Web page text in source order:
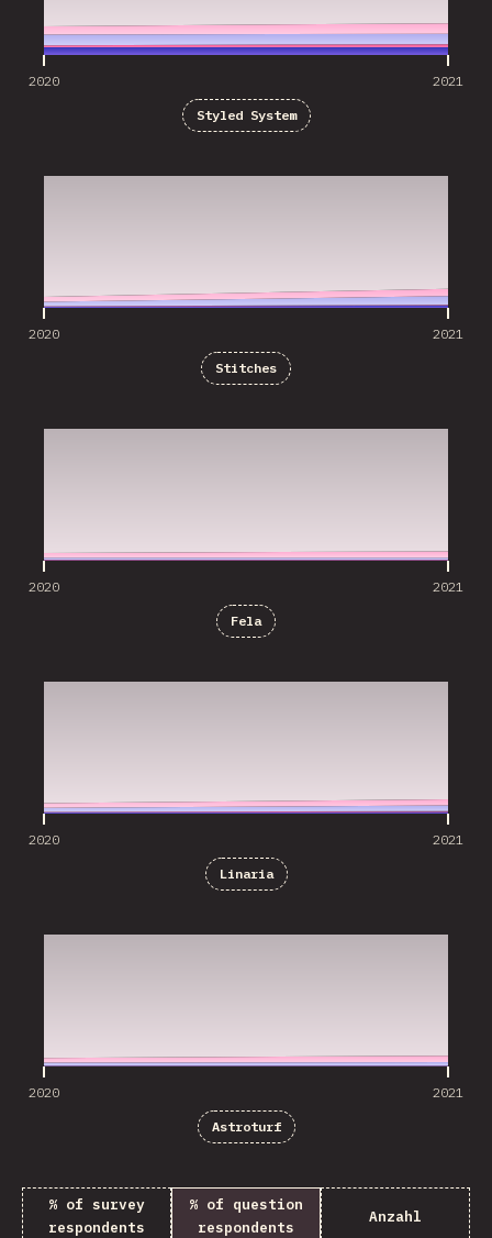
2020 2021
Styled System
2020 2021
Stitches
2020 2021
Fela
2020 2021
Linaria
2020 2021
Astroturf
% of survey
respondents
% of question
respondents
Anzahl